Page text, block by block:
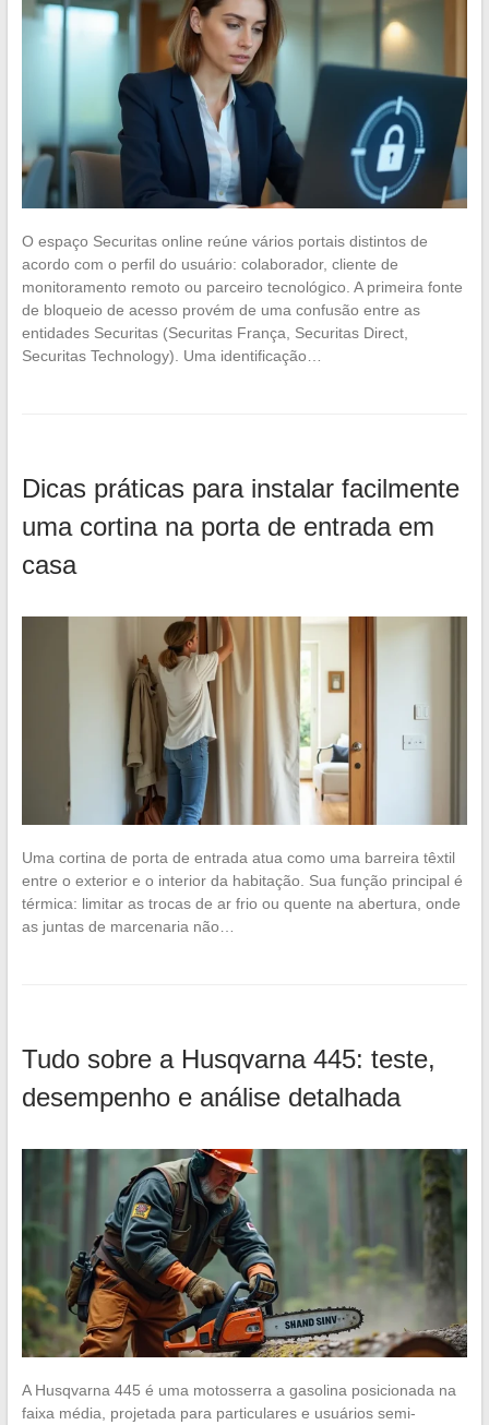
O espaço Securitas online reúne vários portais distintos de
acordo com o perfil do usuário: colaborador, cliente de
monitoramento remoto ou parceiro tecnológico. A primeira fonte
de bloqueio de acesso provém de uma confusão entre as
entidades Securitas (Securitas França, Securitas Direct,
Securitas Technology). Uma identificação…
Dicas práticas para instalar facilmente
uma cortina na porta de entrada em
casa
Uma cortina de porta de entrada atua como uma barreira têxtil
entre o exterior e o interior da habitação. Sua função principal é
térmica: limitar as trocas de ar frio ou quente na abertura, onde
as juntas de marcenaria não…
Tudo sobre a Husqvarna 445: teste,
desempenho e análise detalhada
A Husqvarna 445 é uma motosserra a gasolina posicionada na
faixa média, projetada para particulares e usuários semi-